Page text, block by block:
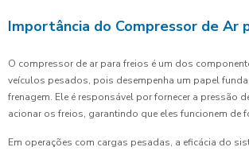
Importância do Compressor de Ar
O compressor de ar para freios é um dos
veículos pesados, pois desempenha um papel
frenagem. Ele é responsável por fornecer a pressão
acionar os freios, garantindo que eles funcionem de
Em operações com cargas pesadas, a eficácia do